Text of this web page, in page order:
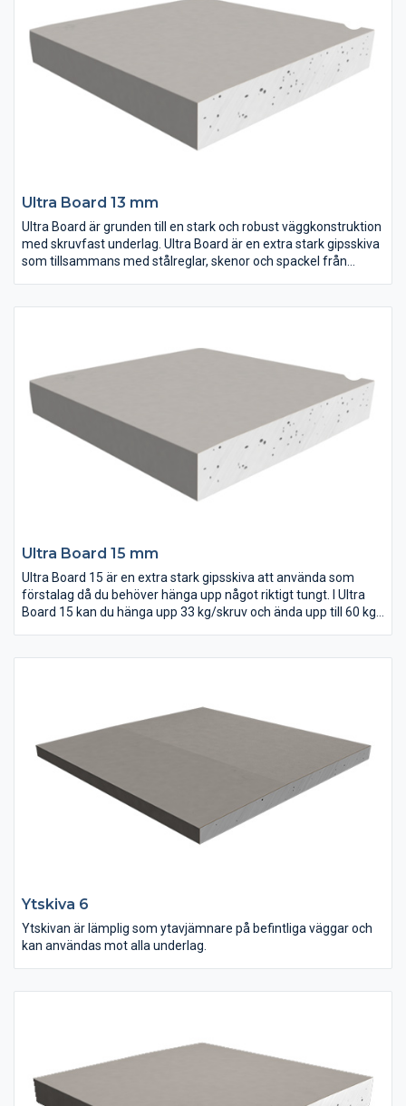
Ultra Board 13 mm
Ultra Board är grunden till en stark och robust väggkonstruktion
med skruvfast underlag. Ultra Board är en extra stark gipsskiva
som tillsammans med stålreglar, skenor och spackel från
Ultra Board 15 mm
Ultra Board 15 är en extra stark gipsskiva att använda som
förstalag då du behöver hänga upp något riktigt tungt. I Ultra
Board 15 kan du hänga upp 33 kg/skruv och ända upp till 60 kg
Ytskiva 6
Ytskivan är lämplig som ytavjämnare på befintliga väggar och
kan användas mot alla underlag.